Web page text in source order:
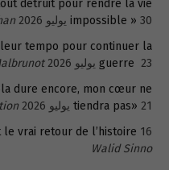
détruit pour rendre la vie
impossible » 30 يوليو 2026
tempo pour continuer la
guerre 23 يوليو 2026
dure encore, mon cœur ne
tiendra pas» 21 يوليو 2026
le vrai retour de l’histoire 16 يوليو 2026
Walid Sinno